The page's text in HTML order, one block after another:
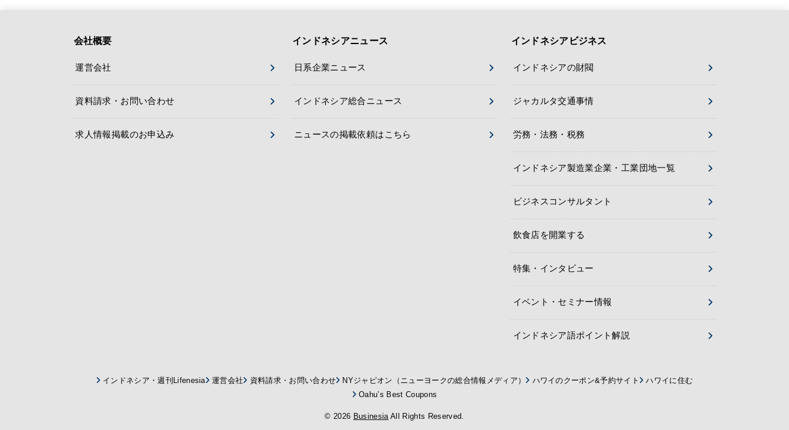
会社概要
運営会社
資料請求・お問い合わせ
求人情報掲載のお申込み
インドネシアニュース
日系企業ニュース
インドネシア総合ニュース
ニュースの掲載依頼はこちら
インドネシアビジネス
インドネシアの財閥
ジャカルタ交通事情
労務・法務・税務
インドネシア製造業企業・工業団地一覧
ビジネスコンサルタント
飲食店を開業する
特集・インタビュー
イベント・セミナー情報
インドネシア語ポイント解説
インドネシア・週刊Lifenesia 運営会社 資料請求・お問い合わせ NYジャピオン（ニューヨークの総合情報メディア） ハワイのクーポン&予約サイト
ハワイに住む
Oahu’s Best Coupons
© 2026 BusinesiaAll Rights Reserved.